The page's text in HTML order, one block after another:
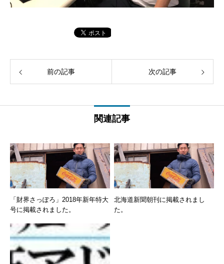
前の記事 次の記事
関連記事
「財界さっぽろ」2018年新年特大
号に掲載されました。
北海道新聞朝刊に掲載されまし
た。